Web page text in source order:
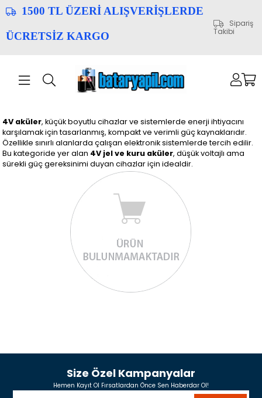
1500 TL ÜZERİ ALIŞVERİŞLERDE
ÜCRETSİZ KARGO
Sipariş
Takibi
4V aküler, küçük boyutlu cihazlar ve sistemlerde enerji ihtiyacını
karşılamak için tasarlanmış, kompakt ve verimli güç kaynaklarıdır.
Özellikle sınırlı alanlarda çalışan elektronik sistemlerde tercih edilir.
Bu kategoride yer alan 4V jel ve kuru aküler, düşük voltajlı ama
sürekli güç gereksinimi duyan cihazlar için idealdir.
Size Özel Kampanyalar
Hemen Kayıt Ol Fırsatlardan Önce Sen Haberdar Ol!